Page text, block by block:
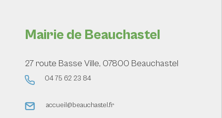
Mairie de Beauchastel
27 route Basse Ville, 07800 Beauchastel
04 75 62 23 84
accueil@beauchastel.fr